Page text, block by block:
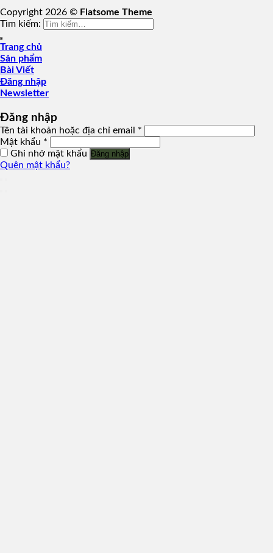
Copyright 2026 © Flatsome Theme
Tìm kiếm:
Trang chủ
Sản phẩm
Bài Viết
Đăng nhập
Newsletter
Đăng nhập
Tên tài khoản hoặc địa chỉ email *
Mật khẩu *
Ghi nhớ mật khẩu Đăng nhập
Quên mật khẩu?